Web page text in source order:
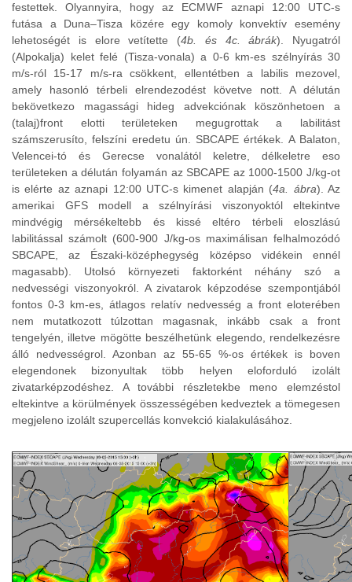
festettek. Olyannyira, hogy az ECMWF aznapi 12:00 UTC-s
futása a Duna–Tisza közére egy komoly konvektív esemény
lehetoségét is elore vetítette (4b. és 4c. ábrák). Nyugatról
(Alpokalja) kelet felé (Tisza-vonala) a 0-6 km-es szélnyírás 30
m/s-ról 15-17 m/s-ra csökkent, ellentétben a labilis mezovel,
amely hasonló térbeli elrendezodést követve nott. A délután
bekövetkezo magassági hideg advekciónak köszönhetoen a
(talaj)front elotti területeken megugrottak a labilitást
számszerusíto, felszíni eredetu ún. SBCAPE értékek. A Balaton,
Velencei-tó és Gerecse vonalától keletre, délkeletre eso
területeken a délután folyamán az SBCAPE az 1000-1500 J/kg-ot
is elérte az aznapi 12:00 UTC-s kimenet alapján (4a. ábra). Az
amerikai GFS modell a szélnyírási viszonyoktól eltekintve
mindvégig mérsékeltebb és kissé eltéro térbeli eloszlású
labilitással számolt (600-900 J/kg-os maximálisan felhalmozódó
SBCAPE, az Északi-középhegység középso vidékein ennél
magasabb). Utolsó környezeti faktorként néhány szó a
nedvességi viszonyokról. A zivatarok képzodése szempontjából
fontos 0-3 km-es, átlagos relatív nedvesség a front eloterében
nem mutatkozott túlzottan magasnak, inkább csak a front
tengelyén, illetve mögötte beszélhetünk elegendo, rendelkezésre
álló nedvességrol. Azonban az 55-65 %-os értékek is boven
elegendonek bizonyultak több helyen eloforduló izolált
zivatarképzodéshez. A további részletekbe meno elemzéstol
eltekintve a körülmények összességében kedveztek a tömegesen
megjeleno izolált szupercellás konvekció kialakulásához.